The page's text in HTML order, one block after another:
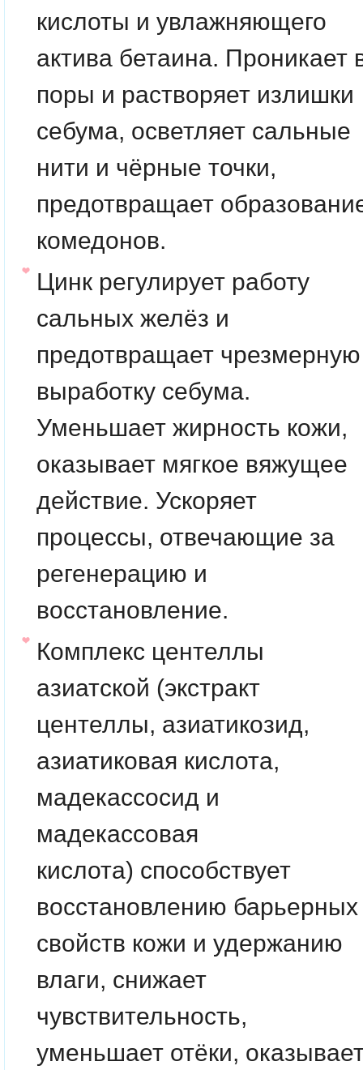
кислоты и увлажняющего
актива бетаина. Проникает
поры и растворяет излишки
себума, осветляет сальные
нити и чёрные точки,
предотвращает
комедонов.
Цинк регулирует работу
сальных желёз и
предотвращает чрезмерную
выработку себума.
Уменьшает жирность кожи,
оказывает мягкое вяжущее
действие. Ускоряет
процессы, отвечающие за
регенерацию и
восстановление.
Комплекс центеллы
азиатской (экстракт
центеллы, азиатикозид,
азиатиковая кислота,
мадекассосид и
мадекассовая
кислота) способствует
восстановлению барьерных
свойств кожи и удержанию
влаги, снижает
чувствительность,
уменьшает отёки,